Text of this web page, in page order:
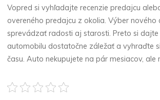
Vopred si vyhľadajte recenzie predajcu
overeného predajcu z okolia. Výber nového
sprevádzať radosti aj starosti. Preto si dajte
automobilu dostatočne záležať a vyhraďte
času. Auto nekupujete na pár mesiacov, ale